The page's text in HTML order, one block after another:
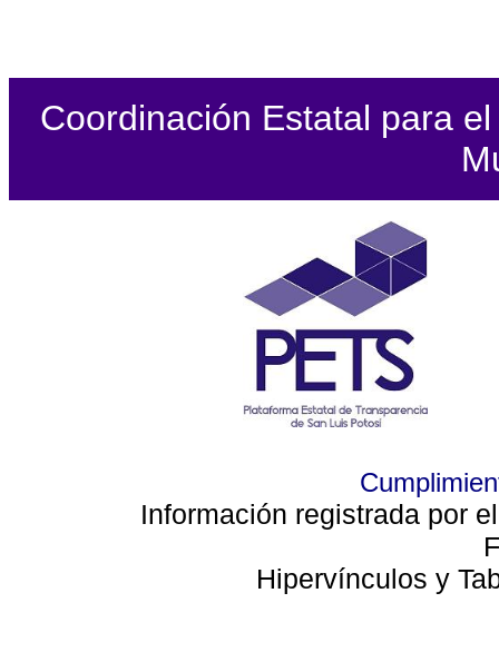
Coordinación Estatal para
Información registrada por
Hipervínculos y